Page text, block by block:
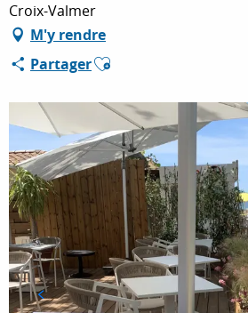
SÉJOURNER
Croix-Valmer
M'y rendre
PartagerAjouter aux favoris